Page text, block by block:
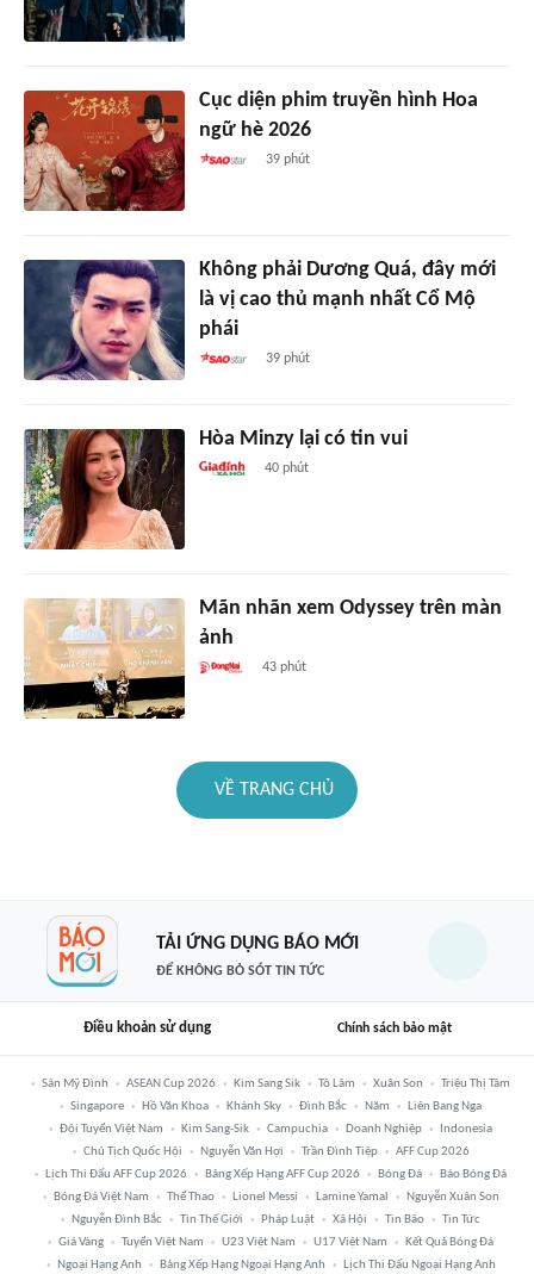
Cục diện phim truyền hình Hoa
ngữ hè 2026
39 phút
Không phải Dương Quá, đây mới
là vị cao thủ mạnh nhất Cổ Mộ
phái
39 phút
Hòa Minzy lại có tin vui
40 phút
Mãn nhãn xem Odyssey trên màn
ảnh
43 phút
VỀ TRANG CHỦ
TẢI ỨNG DỤNG BÁO MỚI
ĐỂ KHÔNG BỎ SÓT TIN TỨC
Điều khoản sử dụng Chính sách bảo mật
Sân Mỹ Đình ASEAN Cup 2026 Kim Sang Sik Tô Lâm Xuân Son
Triệu Thị Tâm
Singapore
Hồ Văn Khoa Khánh Sky Đình Bắc Năm
Liên Bang Nga
Đội Tuyển Việt Nam
Kim Sang-Sik Campuchia Doanh Nghiệp
Indonesia
Chủ Tịch Quốc Hội
Nguyễn Văn Hợi Trần Đình Tiệp
AFF Cup 2026
Lịch Thi Đấu AFF Cup 2026
Bảng Xếp Hạng AFF Cup 2026 Bóng Đá
Báo Bóng Đá
Bóng Đá Việt Nam
Thể Thao Lionel Messi Lamine Yamal
Nguyễn Xuân Son
Nguyễn Đình Bắc
Tin Thế Giới Pháp Luật Xã Hội Tin Bão
Tin Tức
Giá Vàng
Tuyển Việt Nam U23 Việt Nam U17 Việt Nam
Kết Quả Bóng Đá
Ngoại Hạng Anh
Bảng Xếp Hạng Ngoại Hạng Anh Lịch Thi Đấu Ngoại Hạng Anh